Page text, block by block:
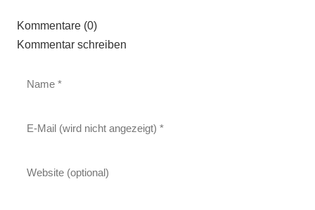
Kommentare (0)
Kommentar schreiben